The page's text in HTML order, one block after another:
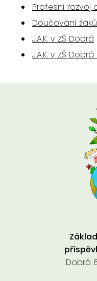
Profesní rozvoj
Doučování
J.A.K. v ZŠ Dobrá
J.A.K. v ZŠ Dobrá
Dobrá